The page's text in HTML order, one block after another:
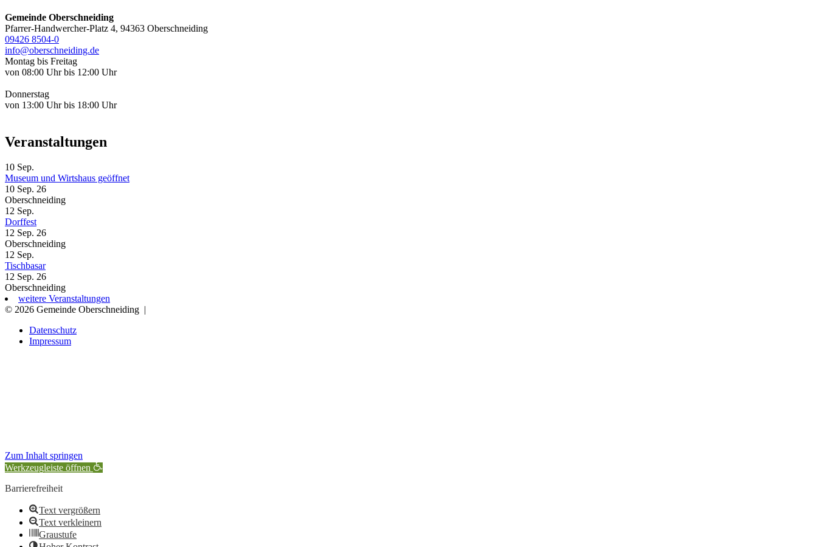
Gemeinde Oberschneiding
Pfarrer-Handwercher-Platz 4, 94363 Oberschneiding
09426 8504-0
info@oberschneiding.de
Montag bis Freitag
von 08:00 Uhr bis 12:00 Uhr
Donnerstag
von 13:00 Uhr bis 18:00 Uhr
Veranstaltungen
10 Sep.
Museum und Wirtshaus geöffnet
10 Sep. 26
Oberschneiding
12 Sep.
Dorffest
12 Sep. 26
Oberschneiding
12 Sep.
Tischbasar
12 Sep. 26
Oberschneiding
weitere Veranstaltungen
© 2026 Gemeinde Oberschneiding |
Datenschutz
Impressum
Zum Inhalt springen
Werkzeugleiste öffnen
Barrierefreiheit
Text vergrößern
Text verkleinern
Graustufe